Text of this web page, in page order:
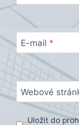
E-mail *
Webové
Uložit do